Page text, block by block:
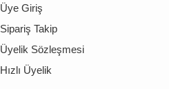
Üye Giriş
Sipariş Takip
Üyelik Sözleşmesi
Hızlı Üyelik